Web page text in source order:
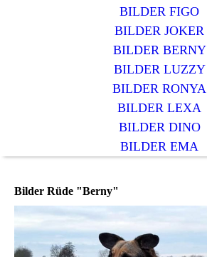
BILDER FIGO
BILDER JOKER
BILDER BERNY
BILDER LUZZY
BILDER RONYA
BILDER LEXA
BILDER DINO
BILDER EMA
Bilder Rüde "Berny"